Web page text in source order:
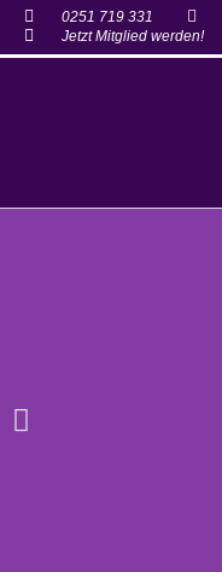
0251 719 331
Jetzt Mitglied werden!